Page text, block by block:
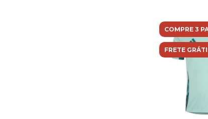
COMPRE 3
FRETE